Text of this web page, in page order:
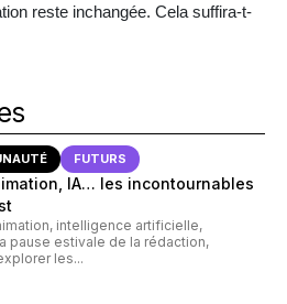
reste inchangée. Cela suffira-t-
FUTURS
IA… les incontournables
intelligence artificielle,
pause estivale de la rédaction,
les...